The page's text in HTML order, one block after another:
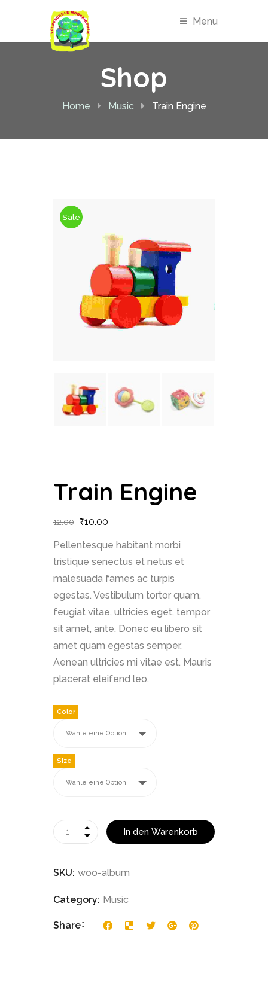
Menu
Shop
Home Music Train Engine
Sale
Train Engine
12.00 ₹10.00
Pellentesque habitant morbi
tristique senectus et netus et
malesuada fames ac turpis
egestas. Vestibulum tortor quam,
feugiat vitae, ultricies eget, tempor
sit amet, ante. Donec eu libero sit
amet quam egestas semper.
Aenean ultricies mi vitae est. Mauris
placerat eleifend leo.
Color
Size
In den Warenkorb
SKU: woo-album
Category: Music
Share